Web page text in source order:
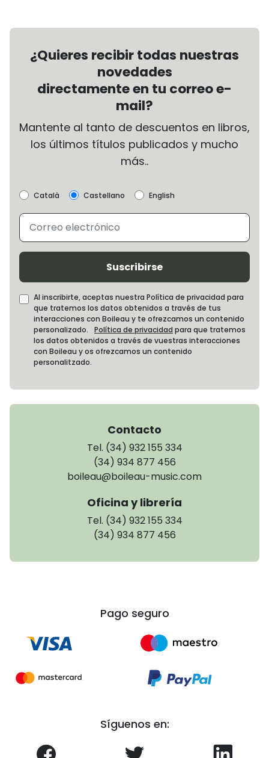
¿Quieres recibir todas nuestras
novedades
directamente en tu correo e-
mail?
Mantente al tanto de descuentos en libros,
los últimos títulos publicados y mucho
más..
Català Castellano English
Suscribirse
Al inscribirte, aceptas nuestra Política de privacidad para
que tratemos los datos obtenidos a través de tus
interacciones con Boileau y te ofrezcamos un contenido
personalizado. Política de privacidad para que tratemos
los datos obtenidos a través de vuestras interacciones
con Boileau y os ofrezcamos un contenido
personalitzado.
Contacto
Tel. (34) 932 155 334
(34) 934 877 456
boileau@boileau-music.com
Oficina y librería
Tel. (34) 932 155 334
(34) 934 877 456
Pago seguro
Síguenos en: